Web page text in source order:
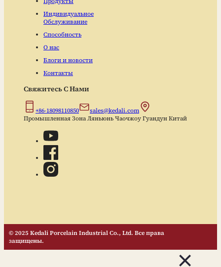
Индивидуальное
Обслуживание
Способность
О нас
Блоги и новости
Контакты
Свяжитесь С Нами
+86-18098110850
sales@kedali.com
Промышленная Зона Ляньюнь Чаочжоу Гуандун Китай
© 2025 Kedali Porcelain Industrial Co., Ltd. Все права
защищены.